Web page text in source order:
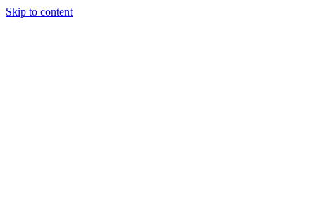
Skip to content